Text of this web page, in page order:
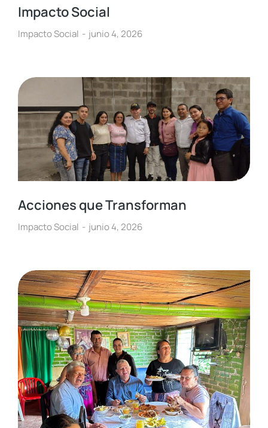
Impacto Social
Impacto Social junio 4, 2026
Acciones que Transforman
Impacto Social junio 4, 2026